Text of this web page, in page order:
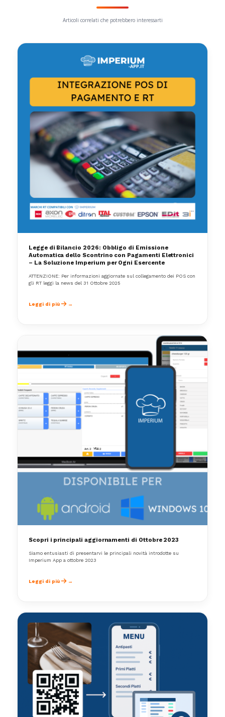
Articoli correlati che potrebbero interessarti
Legge di Bilancio 2026: Obbligo di Emissione
Automatica dello Scontrino con Pagamenti Elettronici
– La Soluzione Imperium per Ogni Esercente
ATTENZIONE: Per informazioni aggiornate sul collegamento dei POS con
gli RT leggi la news del 31 Ottobre 2025
Leggi di più
Scopri i principali aggiornamenti di Ottobre 2023
Siamo entusiasti di presentarvi le principali novità introdotte su
Imperium App a ottobre 2023
Leggi di più